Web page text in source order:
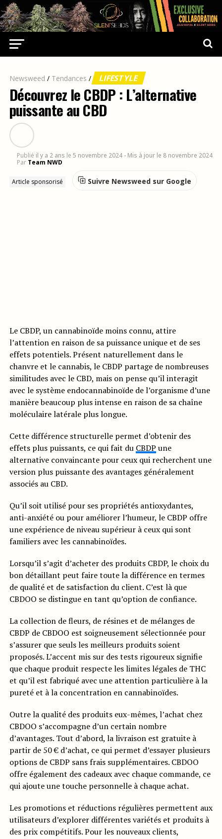
Newsweed / Tendances / LIFESTYLE
Découvrez le CBDP : L’alternative
puissante au CBD
Publié il y a 2 ans le 5 novembre 2024 - Mis à jour le 8 novembre 2024
Par Team NWD
Article sponsorisé Suivre Newsweed sur Google
Le CBDP, un cannabinoïde moins connu, attire
l’attention en raison de sa puissance unique et de ses
effets potentiels. Présent naturellement dans le
chanvre et le cannabis, le CBDP partage de nombreuses
similitudes avec le CBD, mais on pense qu’il interagit
avec le système endocannabinoïde de l’organisme d’une
manière beaucoup plus intense en raison de sa chaîne
moléculaire latérale plus longue.
Cette différence structurelle permet d’obtenir des
effets plus puissants, ce qui fait du CBDP une
alternative convaincante pour ceux qui recherchent une
version plus puissante des avantages généralement
associés au CBD.
Qu’il soit utilisé pour ses propriétés antioxydantes,
anti-anxiété ou pour améliorer l’humeur, le CBDP offre
une expérience de niveau supérieur à ceux qui sont
familiers avec les cannabinoïdes.
Lorsqu’il s’agit d’acheter des produits CBDP, le choix du
bon détaillant peut faire toute la différence en termes
de qualité et de satisfaction du client. C’est là que
CBDOO se distingue en tant qu’option de confiance.
La collection de fleurs, de résines et de mélanges de
CBDP de CBDOO est soigneusement sélectionnée pour
s’assurer que seuls les meilleurs produits soient
proposés. L’accent mis sur des tests rigoureux signifie
que chaque produit respecte les limites légales de THC
et qu’il est fabriqué avec une attention particulière à la
pureté et à la concentration en cannabinoïdes.
Outre la qualité des produits eux-mêmes, l’achat chez
CBDOO s’accompagne d’un certain nombre
d’avantages. Tout d’abord, la livraison est gratuite à
partir de 50 € d’achat, ce qui permet d’essayer plusieurs
options de CBDP sans frais supplémentaires. CBDOO
offre également des cadeaux avec chaque commande, ce
qui ajoute une touche personnelle à chaque achat.
Les promotions et réductions régulières permettent aux
utilisateurs d’explorer différentes variétés et produits à
des prix compétitifs. Pour les nouveaux clients,